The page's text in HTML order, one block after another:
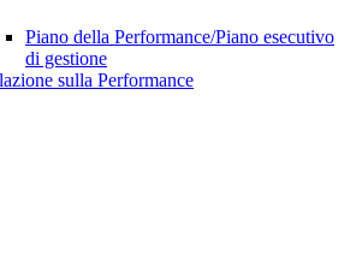
Piano della Performance/Piano esecutivo
di gestione
sulla Performance